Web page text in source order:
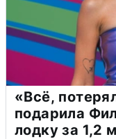
«Всё,
подарила
лодку за 1,2